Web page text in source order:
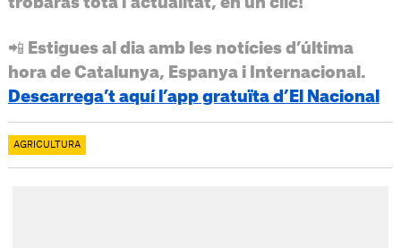
📲 Estigues al dia amb les notícies d’última
hora de Catalunya, Espanya i Internacional.
Descarrega’t aquí l’app gratuïta d’El Nacional
AGRICULTURA